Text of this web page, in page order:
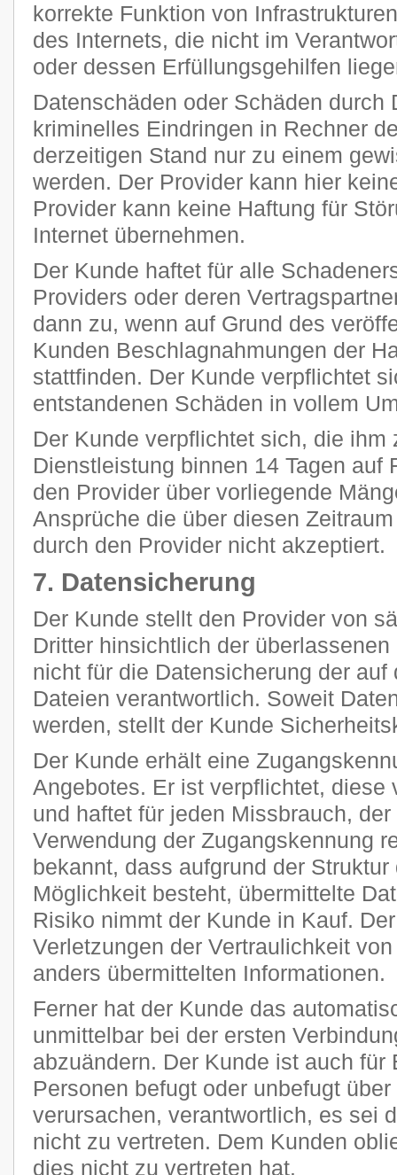
korrekte Funktion von
des Internets, die nicht im
oder dessen Erfüllungsgehilfen
Datenschäden oder Schäden durch
kriminelles Eindringen in Rechner
derzeitigen Stand nur zu einem
werden. Der Provider kann hier
Provider kann keine Haftung für
Internet übernehmen.
Der Kunde haftet für alle
Providers oder deren
dann zu, wenn auf Grund des
Kunden Beschlagnahmungen der
stattfinden. Der Kunde verpflichtet
entstandenen Schäden in vollem
Der Kunde verpflichtet sich, die ihm
Dienstleistung binnen 14 Tagen auf
den Provider über vorliegende
Ansprüche die über diesen
durch den Provider nicht akzeptiert.
7. Datensicherung
Der Kunde stellt den Provider von
Dritter hinsichtlich der
nicht für die Datensicherung der
Dateien verantwortlich. Soweit
werden, stellt der Kunde
Der Kunde erhält eine
Angebotes. Er ist verpflichtet, diese
und haftet für jeden Missbrauch,
Verwendung der Zugangskennung
bekannt, dass aufgrund der
Möglichkeit besteht, übermittelte
Risiko nimmt der Kunde in Kauf.
Verletzungen der Vertraulichkeit
anders übermittelten Informationen.
Ferner hat der Kunde das
unmittelbar bei der ersten
abzuändern. Der Kunde ist auch für
Personen befugt oder unbefugt
verursachen, verantwortlich, es sei
nicht zu vertreten. Dem Kunden
dies nicht zu vertreten hat.